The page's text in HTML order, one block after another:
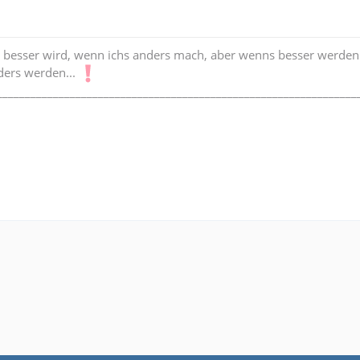
wird, wenn ichs anders mach, aber wenns besser
werden...